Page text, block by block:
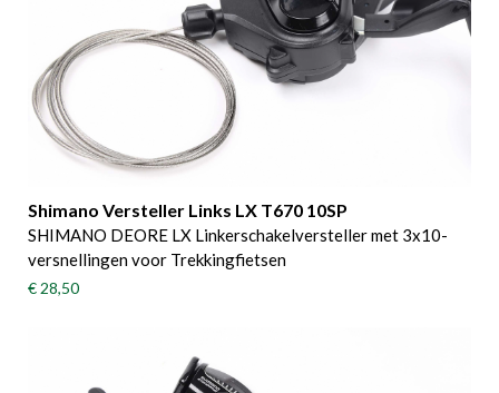
Shimano Versteller Links LX T670 10SP
SHIMANO DEORE LX Linkerschakelversteller met 3x10-
versnellingen voor Trekkingfietsen
€ 28,50